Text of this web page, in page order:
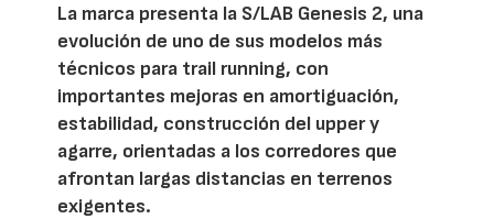
La marca presenta la S/LAB Genesis 2, una
evolución de uno de sus modelos más
técnicos para trail running, con
importantes mejoras en amortiguación,
estabilidad, construcción del upper y
agarre, orientadas a los corredores que
afrontan largas distancias en terrenos
exigentes.